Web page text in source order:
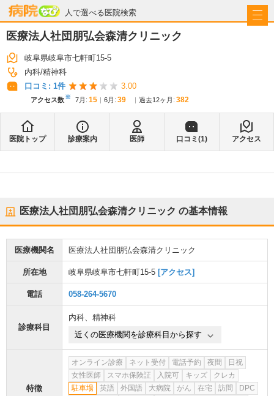
人で選べる医院検索
病院なび
医療法人社団朋弘会森清クリニック
岐阜県岐阜市七軒町15-5
内科 精神科
口コミ: 1件 3.00
アクセス数※ 7月 : 15 6月 : 39 過去12ヶ月: 382
医院トップ 診療案内 医師 口コミ(1) アクセス
医療法人社団朋弘会森清クリニック の基本情報
医療機関名 医療法人社団朋弘会森清クリニック
所在地 岐阜県岐阜市七軒町15-5 [アクセス]
電話 058-264-5670
診療科目
内科、 精神科
近くの医療機関を診療科目から探す
特徴
オンライン診療 ネット受付 電話予約 夜間
日祝
女性医師
スマホ保険証 入院可 キッズ
クレカ
駐車場
英語 外国語 大病院 がん 在宅 訪問
DPC